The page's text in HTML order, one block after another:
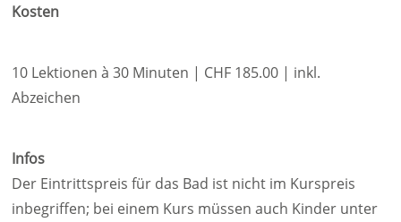
Kosten
10 Lektionen à 30 Minuten | CHF 185.00 | inkl.
Abzeichen
Infos
Der Eintrittspreis für das Bad ist nicht im Kurspreis
inbegriffen; bei einem Kurs müssen auch Kinder unter